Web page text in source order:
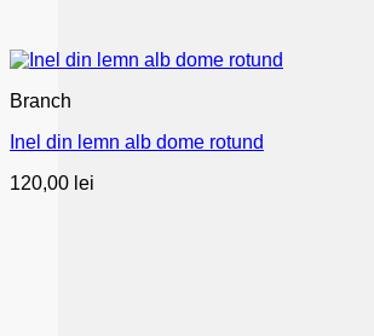
Branch
Inel din lemn alb dome rotund
120,00 lei